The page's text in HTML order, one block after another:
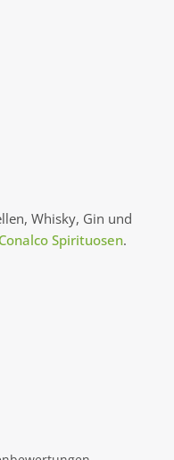
Whisky, Gin und
Conalco Spirituosen.